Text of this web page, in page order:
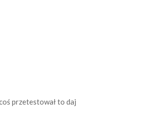
przetestował to daj